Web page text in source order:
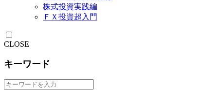
株式投資実践編
ＦＸ投資超入門
CLOSE
キーワード